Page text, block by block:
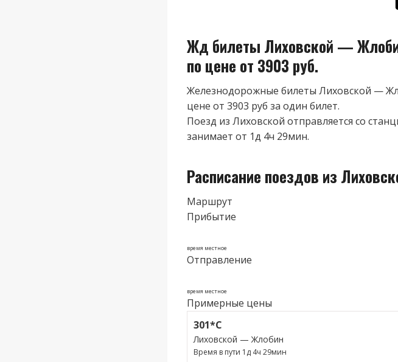
Жд билеты Лиховской —
по цене от 3903 руб.
Железнодорожные билеты Лиховской —
цене от 3903 руб за один билет.
Поезд из Лиховской отправляется со
занимает от 1д 4ч 29мин.
Расписание поездов из
Маршрут
Прибытие
время местное
Отправление
время местное
Примерные цены
301*С
Лиховской — Жлобин
Время в пути 1д 4ч 29мин